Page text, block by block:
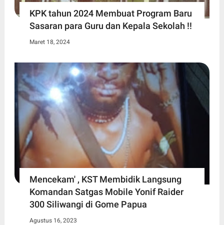
KPK tahun 2024 Membuat Program Baru
Sasaran para Guru dan Kepala Sekolah !!
Maret 18, 2024
Mencekam' , KST Membidik Langsung
Komandan Satgas Mobile Yonif Raider
300 Siliwangi di Gome Papua
Agustus 16, 2023